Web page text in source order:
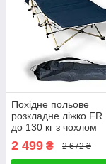
Похідне польове
розкладне ліжко
до 130 кг з чохлом
2 499 ₴ 2 672 ₴